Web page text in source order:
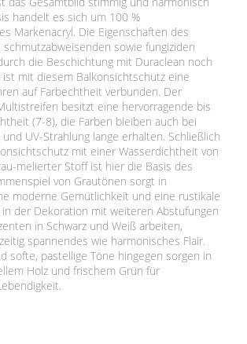
handelt es sich um 100 %
Markenacryl. Die Eigenschaften des
sowie fungiziden
die Beschichtung mit Duraclean noch
mit diesem Balkonsichtschutz eine
auf Farbechtheit verbunden. Der
besitzt eine hervorragende bis
(7-8), die Farben bleiben auch bei
UV-Strahlung lange erhalten. Schließlich
mit einer Wasserdichtheit von
melierter Stoff ist hier die Basis des
von Grautönen sorgt in
moderne Gemütlichkeit und eine rustikale
in der Dekoration mit weiteren Abstufungen
in Schwarz und Weiß arbeiten,
spannendes wie harmonisches Flair.
softe, pastellige Töne hingegen sorgen in
Holz und frischem Grün für